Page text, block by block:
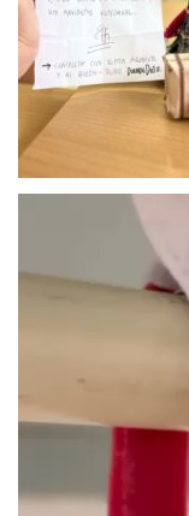
Reproductor